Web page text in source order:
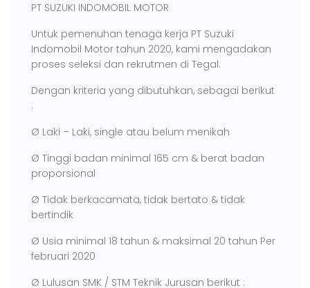
PT SUZUKI INDOMOBIL MOTOR
Untuk pemenuhan tenaga kerja PT Suzuki
Indomobil Motor tahun 2020, kami mengadakan
proses seleksi dan rekrutmen di Tegal.
Dengan kriteria yang dibutuhkan, sebagai berikut
:
Ø Laki – Laki, single atau belum menikah
Ø Tinggi badan minimal 165 cm & berat badan
proporsional
Ø Tidak berkacamata, tidak bertato & tidak
bertindik
Ø Usia minimal 18 tahun & maksimal 20 tahun Per
februari 2020
Ø Lulusan SMK / STM Teknik Jurusan berikut :